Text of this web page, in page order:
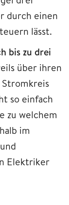
durch einen
lässt.
bis zu drei
über ihren
so einfach
zu welchem
im
Elektriker